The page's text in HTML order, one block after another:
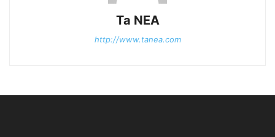
Ta NEA
http://www.tanea.com